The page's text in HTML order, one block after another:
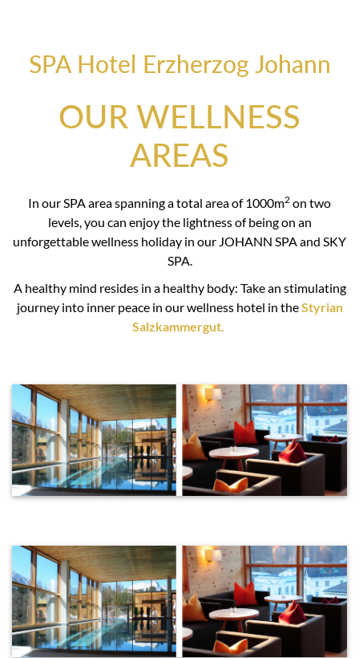
SPA Hotel Erzherzog Johann
OUR WELLNESS
AREAS
In our SPA area spanning a total area of 1000m2 on two
levels, you can enjoy the lightness of being on an
unforgettable wellness holiday in our JOHANN SPA and SKY
SPA.
A healthy mind resides in a healthy body: Take an stimulating
journey into inner peace in our wellness hotel in theStyrian
Salzkammergut.